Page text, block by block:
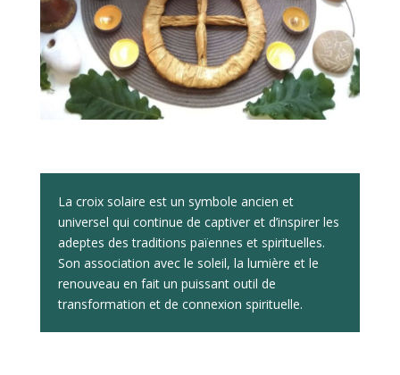
La croix solaire est un symbole ancien et
universel qui continue de captiver et d’inspirer les
adeptes des traditions païennes et spirituelles.
Son association avec le soleil, la lumière et le
renouveau en fait un puissant outil de
transformation et de connexion spirituelle.